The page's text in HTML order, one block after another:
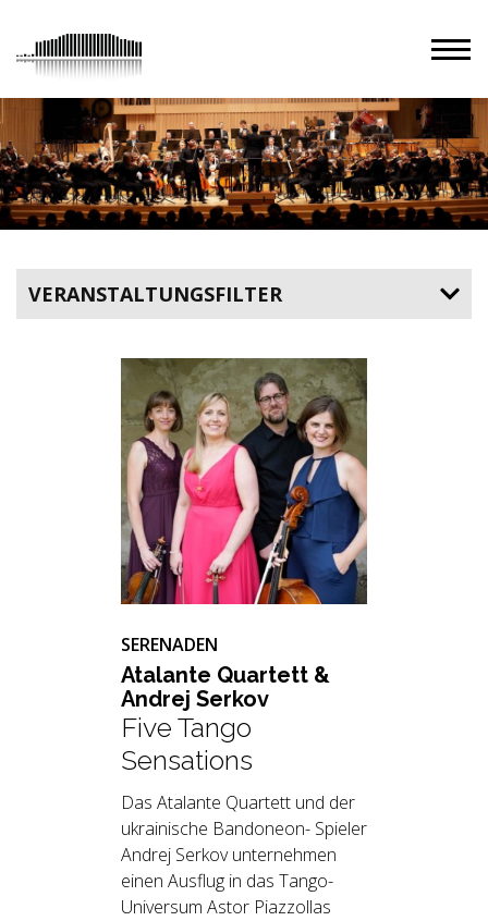
VERANSTALTUNGSFILTER
SERENADEN
Ata­lan­te Quar­tett &
An­drej Ser­kov
Five Tango
Sensations
Das Atalante Quartett und der
ukrainische Bandoneon- Spieler
Andrej Serkov unternehmen
einen Ausflug in das Tango-
Universum Astor Piazzollas